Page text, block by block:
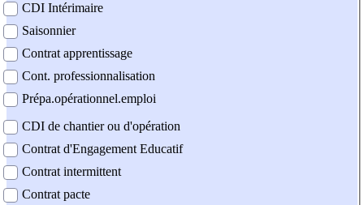
CDI Intérimaire
Saisonnier
Contrat apprentissage
Cont. professionnalisation
Prépa.opérationnel.emploi
CDI de chantier ou d'opération
Contrat d'Engagement Educatif
Contrat intermittent
Contrat pacte